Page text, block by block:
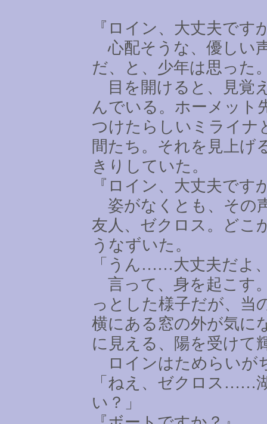
『ロイン、大丈夫で
心配そうな、優しい
だ、と、少年は思った
目を開けると、見覚
んでいる。ホーメット
つけたらしいミライナ
間たち。それを見上げ
きりしていた。
『ロイン、大丈夫で
姿がなくとも、その
友人、ゼクロス。どこ
うなずいた。
「うん ……大丈夫だよ
言って、身を起こす
っとした様子だが、当
横にある窓の外が気に
に見える、陽を受けて
ロインはためらいが
「ねえ、ゼクロス ……
い？」